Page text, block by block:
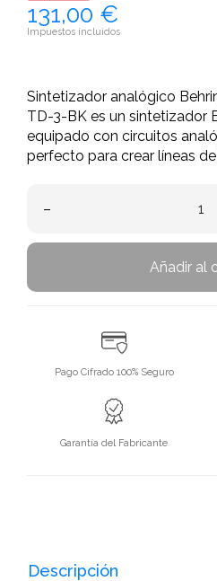
131,00 €
Impuestos incluidos
Sintetizador analógico
TD-3-BK es un sintetizador
equipado con circuitos
perfecto para crear líneas
–
Añadir al
Pago Cifrado 100% Seguro
Garantía del Fabricante
Descripción